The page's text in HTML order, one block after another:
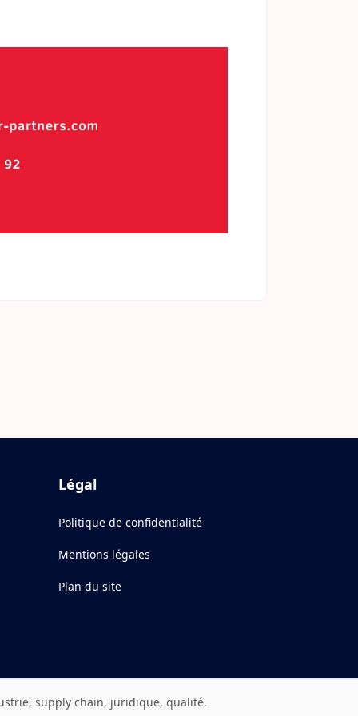
Légal
Politique de confidentialité
Mentions légales
Plan du site
supply chain, juridique, qualité.